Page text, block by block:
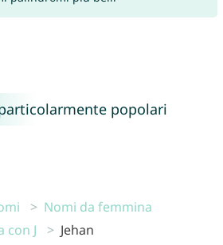
popolari
Nomi da femmina
con J
Jehan